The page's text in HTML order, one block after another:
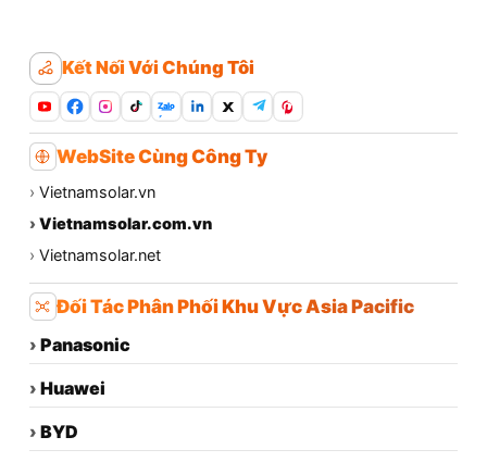
Kết Nối Với Chúng Tôi
Zalo
WebSite Cùng Công Ty
› Vietnamsolar.vn
› Vietnamsolar.com.vn
› Vietnamsolar.net
Đối Tác Phân Phối Khu Vực Asia Pacific
› Panasonic
› Huawei
› BYD